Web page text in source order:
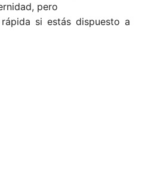
pero
si estás dispuesto a